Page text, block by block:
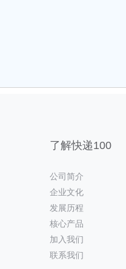
了解快递100
公司简介
企业文化
发展历程
核心产品
加入我们
联系我们